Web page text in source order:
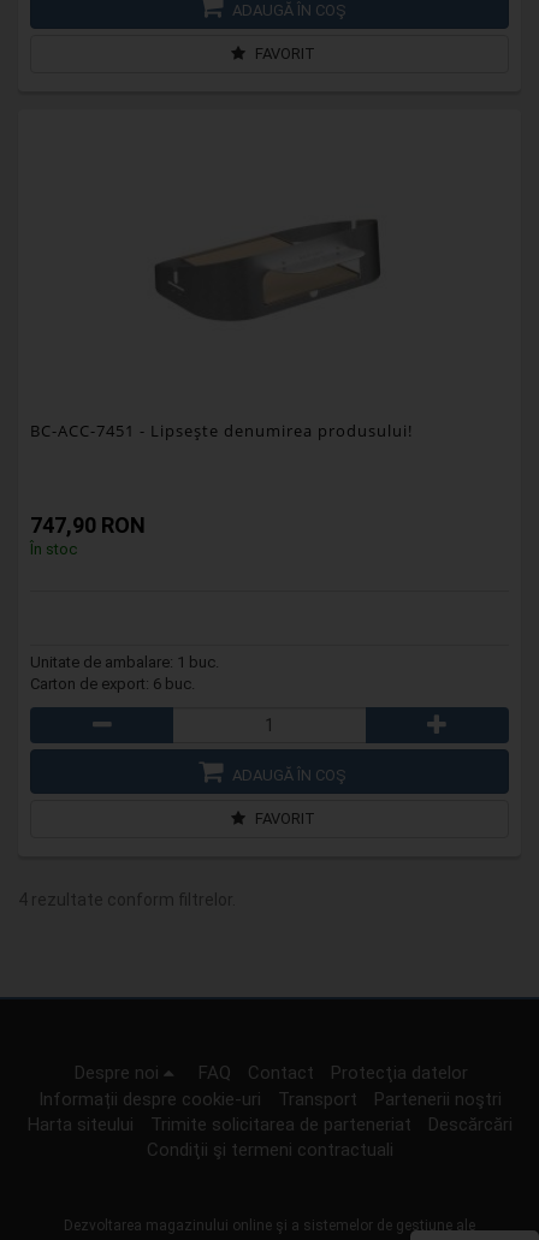
ADAUGĂ ÎN COŞ
FAVORIT
BC-ACC-7451 - Lipseşte denumirea produsului!
747,90 RON
În stoc
Unitate de ambalare: 1 buc.
Carton de export: 6 buc.
ADAUGĂ ÎN COŞ
FAVORIT
4 rezultate conform filtrelor.
Despre noi FAQ Contact
Protecţia datelor
Informații despre cookie-uri
Transport
Partenerii noştri
Harta siteului
Trimite solicitarea de parteneriat
Descărcări
Condiţii şi termeni contractuali
Dezvoltarea magazinului online şi a sistemelor de gestiune ale